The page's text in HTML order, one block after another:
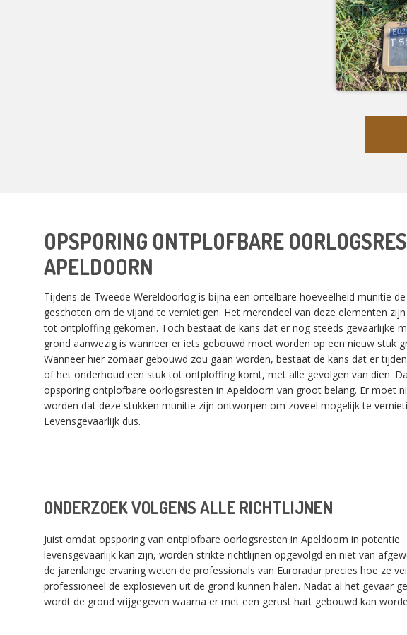
OPSPORING ONTPLOFBARE
APELDOORN
Tijdens de Tweede Wereldoorlog is bijna een ontelbare hoeveelheid munitie
geschoten om de vijand te vernietigen. Het merendeel van deze elementen
tot ontploffing gekomen. Toch bestaat de kans dat er nog steeds gevaarlijke
grond aanwezig is wanneer er iets gebouwd moet worden op een nieuw stuk
Wanneer hier zomaar gebouwd zou gaan worden, bestaat de kans dat er
of het onderhoud een stuk tot ontploffing komt, met alle gevolgen van dien.
opsporing ontplofbare oorlogsresten in Apeldoorn van groot belang. Er moet
worden dat deze stukken munitie zijn ontworpen om zoveel mogelijk te
Levensgevaarlijk dus.
ONDERZOEK VOLGENS ALLE RICHTLIJNEN
Juist omdat opsporing van ontplofbare oorlogsresten in Apeldoorn in potentie
levensgevaarlijk kan zijn, worden strikte richtlijnen opgevolgd en niet van
de jarenlange ervaring weten de professionals van Euroradar precies hoe ze
professioneel de explosieven uit de grond kunnen halen. Nadat al het gevaar
wordt de grond vrijgegeven waarna er met een gerust hart gebouwd kan
Nederlands